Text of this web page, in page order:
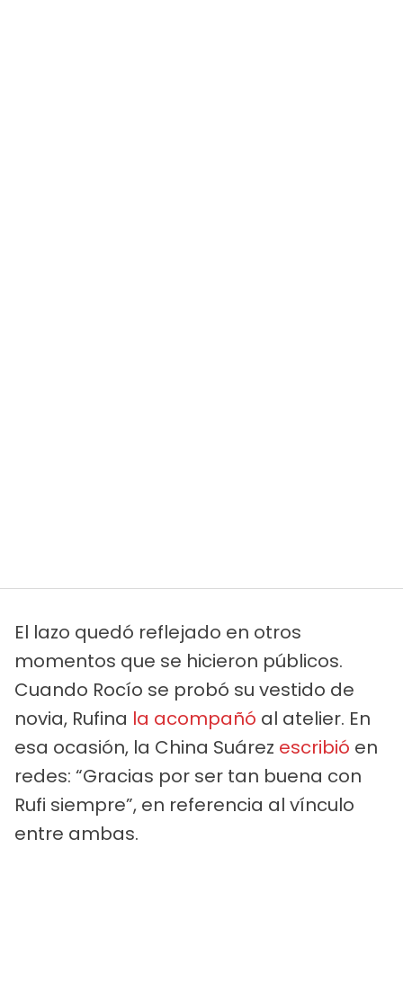
El lazo quedó reflejado en otros
momentos que se hicieron públicos.
Cuando Rocío se probó su vestido de
novia, Rufina la acompañó al atelier. En
esa ocasión, la China Suárez escribió en
redes: “Gracias por ser tan buena con
Rufi siempre”, en referencia al vínculo
entre ambas.